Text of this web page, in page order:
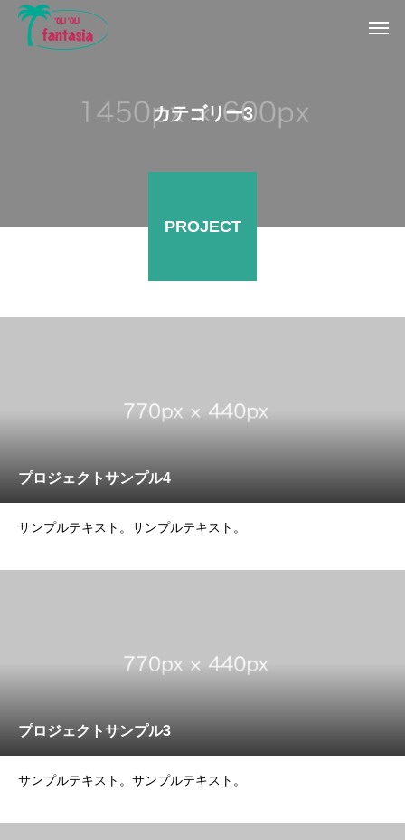
カテゴリー3
PROJECT
プロジェクトサンプル4
サンプルテキスト。サンプルテキスト。
プロジェクトサンプル3
サンプルテキスト。サンプルテキスト。